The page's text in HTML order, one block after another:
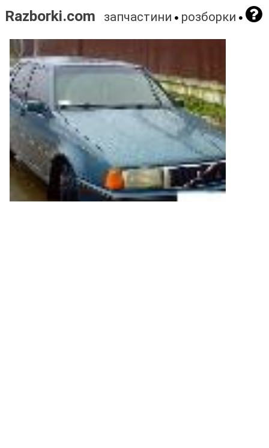
Razborki.com запчастини розборки